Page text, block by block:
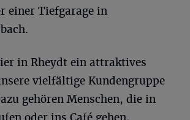
einer Tiefgarage in
in Rheydt ein attraktives
vielfältige Kundengruppe
gehören Menschen, die in